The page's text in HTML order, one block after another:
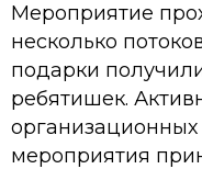
Мероприятие
несколько
подарки
ребятишек.
мероприятия